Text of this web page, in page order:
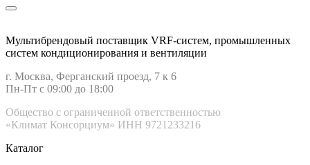
Мультибрендовый поставщик VRF-cистем, промышленных
систем кондиционирования и вентиляции
г. Москва, Ферганский проезд, 7 к 6
Пн-Пт с 09:00 до 18:00
Общество с ограниченной ответственностью
«Климат Консорциум» ИНН 9721233216
Каталог